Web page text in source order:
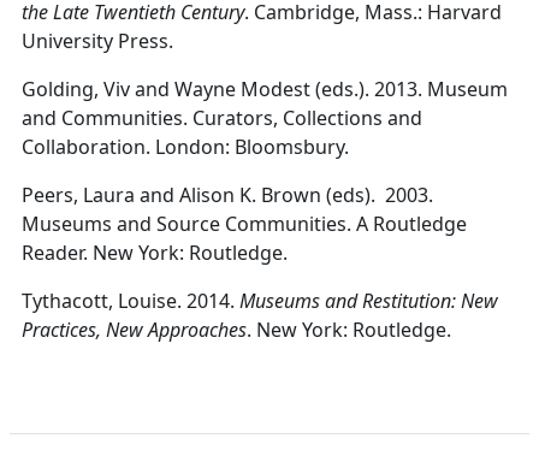
the Late Twentieth Century. Cambridge, Mass.: Harvard
University Press.
Golding, Viv and Wayne Modest (eds.). 2013. Museum
and Communities. Curators, Collections and
Collaboration. London: Bloomsbury.
Peers, Laura and Alison K. Brown (eds). 2003.
Museums and Source Communities. A Routledge
Reader. New York: Routledge.
Tythacott, Louise. 2014. Museums and Restitution: New
Practices, New Approaches. New York: Routledge.